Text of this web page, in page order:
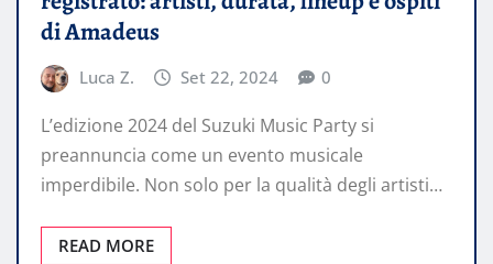
di Amadeus
Luca Z. Set 22, 2024 0
L’edizione 2024 del Suzuki Music Party si
preannuncia come un evento musicale
imperdibile. Non solo per la qualità degli artisti…
READ MORE